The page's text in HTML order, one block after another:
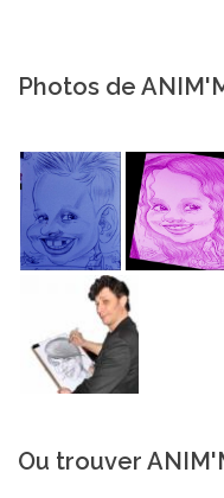
Photos de
Ou trouver